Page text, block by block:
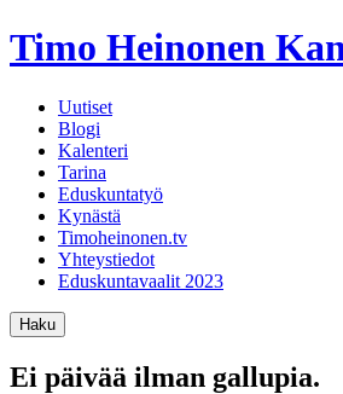
Timo Heinonen
Uutiset
Blogi
Kalenteri
Tarina
Eduskuntatyö
Kynästä
Timoheinonen.tv
Yhteystiedot
Eduskuntavaalit 2023
Haku
Ei päivää ilman gallupia.